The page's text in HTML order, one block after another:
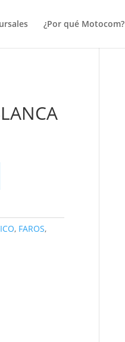
¿Por qué Motocom?
, FAROS,